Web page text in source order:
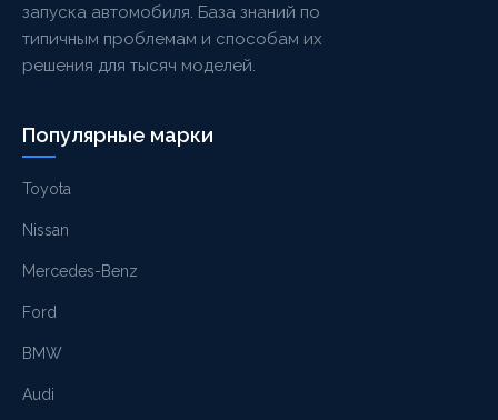
запуска автомобиля. База знаний по
типичным проблемам и способам их
решения для тысяч моделей.
Популярные марки
Toyota
Nissan
Mercedes-Benz
Ford
BMW
Audi